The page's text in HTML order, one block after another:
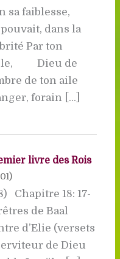
sa faiblesse,
dans la
Par ton
Dieu de
de ton aile
forain [...]
livre des Rois
Chapitre 18: 17-
de Baal
d’Elie (versets
de Dieu